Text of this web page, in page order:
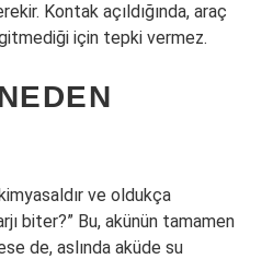
Kontak açıldığında, araç
için tepki vermez.
ve oldukça
biter?” Bu, akünün tamamen
de, aslında aküde su